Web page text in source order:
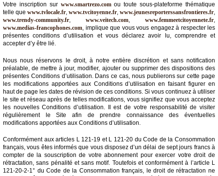
Agenda
Gazette
Vidéos
Médias
du
groupe
Blogs
Prémium
Inscription
annuaire
Accès
éditeur
Votre inscription sur www.smartrezo.comou toute sous-plateforme thématique
telle que www.tvlocale.fr, www.tvcitoyenne.fr, www.jeunesreporterssansfrontieres.fr,
www.trendy-community.fr, www.veitech.com, www.femmeetcitoyennete.fr,
www.medias-francophones.com, implique que vous vous engagez à respecter les
présentes conditions d’utilisation et vous déclarez avoir lu, comprendre et
accepter d’y être lié.
Nous nous réservons le droit, à notre entière discrétion et sans notification
préalable, de mettre à jour, modifier, ajouter ou supprimer des dispositions des
présentes Conditions d’utilisation. Dans ce cas, nous publierons sur cette page
les modifications apportées aux Conditions d’utilisation en faisant figurer en
haut de page les dates de révision de ces conditions. Si vous continuez à utiliser
le site et réseau après de telles modifications, vous signifiez que vous acceptez
les nouvelles Conditions d’utilisation. Il est de votre responsabilité de visiter
régulièrement le Site afin de prendre connaissance des éventuelles
modifications apportées aux Conditions d’utilisation.
Conformément aux articles L 121-19 et L 121-20 du Code de la Consommation
français, vous êtes informés que vous disposez d’un délai de sept jours francs à
compter de la souscription de votre abonnement pour exercer votre droit de
rétractation, sans pénalité et sans motif. Toutefois et conformément à l’article L
121-20-2-1° du Code de la Consommation français, le droit de rétractation ne